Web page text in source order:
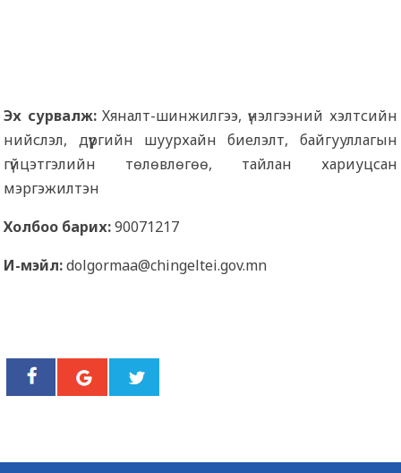
Эх сурвалж:Хяналт-шинжилгээ, үнэлгээний хэлтсийн
нийслэл, дүүргийн шуурхайн биелэлт, байгууллагын
гүйцэтгэлийн төлөвлөгөө, тайлан хариуцсан
мэргэжилтэн
Холбоо барих:90071217
И-мэйл:dolgormaa@chingeltei.gov.mn